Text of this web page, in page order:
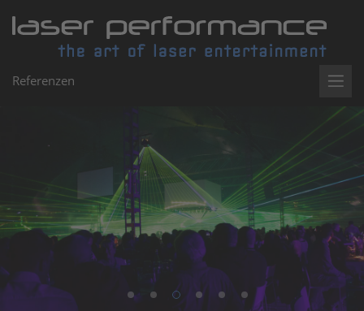
LASER
|
Referenzen